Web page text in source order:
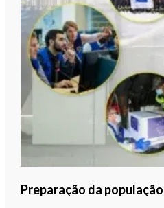
Preparação da população